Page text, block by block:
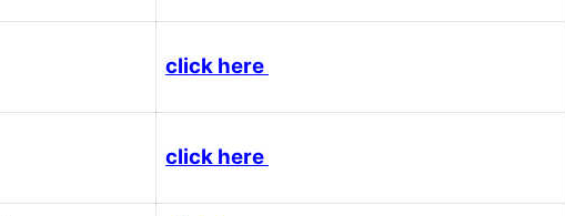
click here
click here